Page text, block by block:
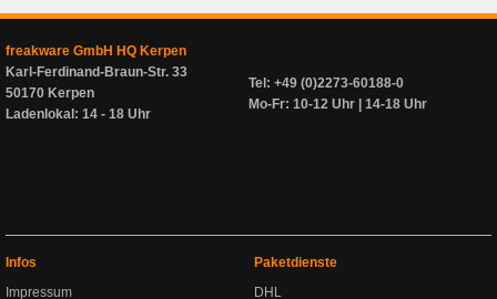
freakware GmbH HQ Kerpen
Karl-Ferdinand-Braun-Str. 33
50170 Kerpen
Ladenlokal: 14 - 18 Uhr
Tel: +49 (0)2273-60188-0
Mo-Fr: 10-12 Uhr | 14-18 Uhr
Infos
Impressum
Paketdienste
DHL